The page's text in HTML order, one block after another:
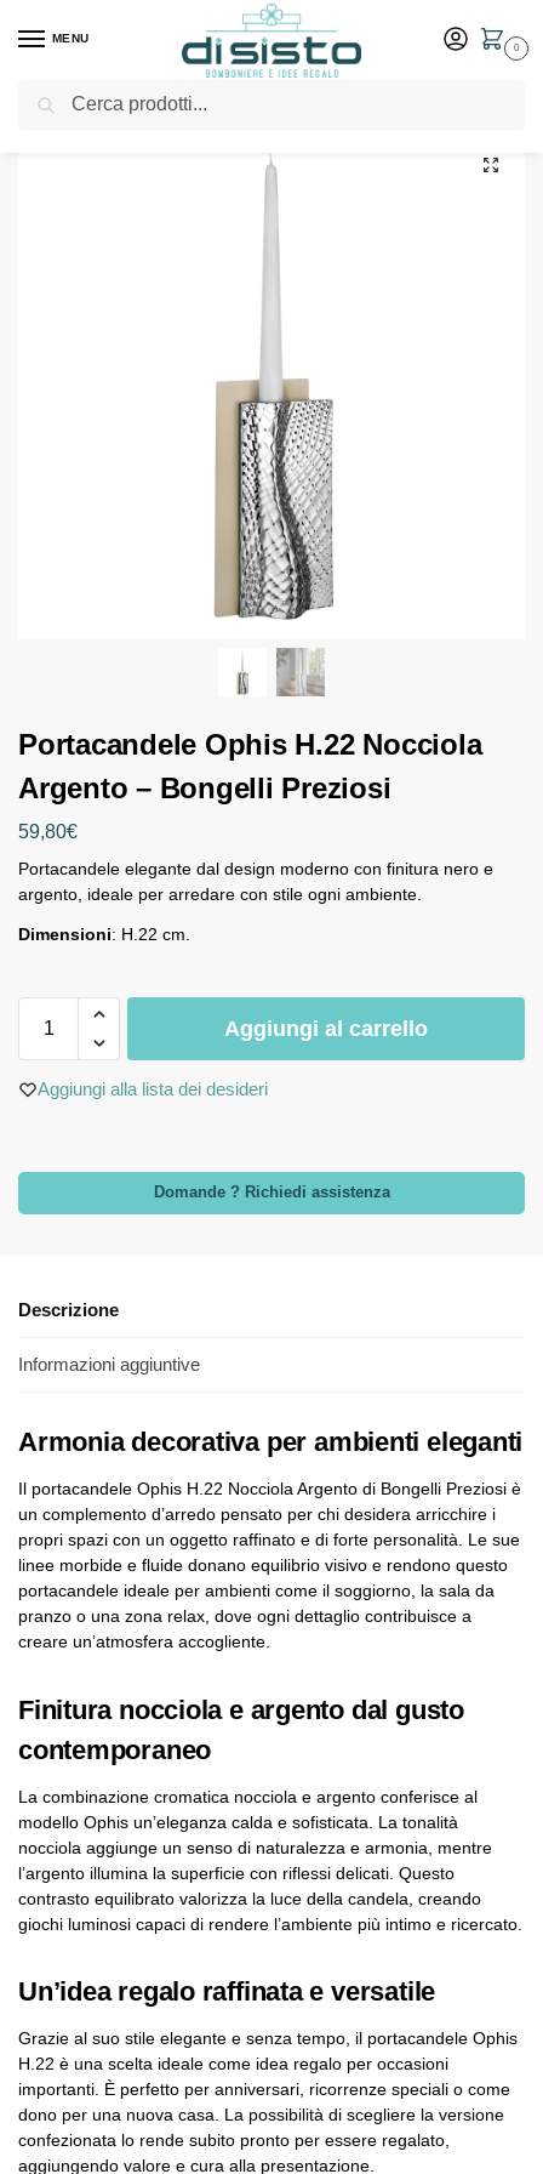
MENU
0
Home Shop Arredo casa
Portacandele Ophis H.22 Nocciola
Argento – Bongelli Preziosi
59,80€
Portacandele elegante dal design moderno con finitura nero e
argento, ideale per arredare con stile ogni ambiente.
Dimensioni: H.22 cm.
Aggiungi al carrello
Aggiungi alla lista dei desideri
Domande ? Richiedi assistenza
Descrizione
Informazioni aggiuntive
Armonia decorativa per ambienti eleganti
Il portacandele Ophis H.22 Nocciola Argento di Bongelli Preziosi è
un complemento d’arredo pensato per chi desidera arricchire i
propri spazi con un oggetto raffinato e di forte personalità. Le sue
linee morbide e fluide donano equilibrio visivo e rendono questo
portacandele ideale per ambienti come il soggiorno, la sala da
pranzo o una zona relax, dove ogni dettaglio contribuisce a
creare un’atmosfera accogliente.
Finitura nocciola e argento dal gusto
contemporaneo
La combinazione cromatica nocciola e argento conferisce al
modello Ophis un’eleganza calda e sofisticata. La tonalità
nocciola aggiunge un senso di naturalezza e armonia, mentre
l’argento illumina la superficie con riflessi delicati. Questo
contrasto equilibrato valorizza la luce della candela, creando
giochi luminosi capaci di rendere l’ambiente più intimo e ricercato.
Un’idea regalo raffinata e versatile
Grazie al suo stile elegante e senza tempo, il portacandele Ophis
H.22 è una scelta ideale come idea regalo per occasioni
importanti. È perfetto per anniversari, ricorrenze speciali o come
dono per una nuova casa. La possibilità di scegliere la versione
confezionata lo rende subito pronto per essere regalato,
aggiungendo valore e cura alla presentazione.